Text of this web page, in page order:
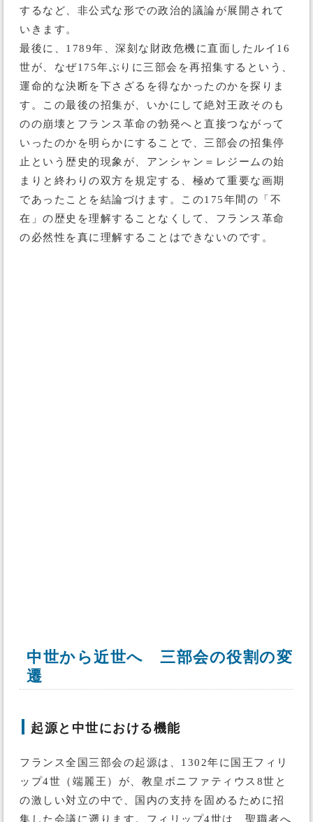
するなど、非公式な形での政治的議論が展開されて
いきます。
最後に、1789年、深刻な財政危機に直面したルイ16
世が、なぜ175年ぶりに三部会を再招集するという、
運命的な決断を下さざるを得なかったのかを探りま
す。この最後の招集が、いかにして絶対王政そのも
のの崩壊とフランス革命の勃発へと直接つながって
いったのかを明らかにすることで、三部会の招集停
止という歴史的現象が、アンシャン＝レジームの始
まりと終わりの双方を規定する、極めて重要な画期
であったことを結論づけます。この175年間の「不
在」の歴史を理解することなくして、フランス革命
の必然性を真に理解することはできないのです。
中世から近世へ 三部会の役割の変
遷
起源と中世における機能
フランス全国三部会の起源は、1302年に国王フィリ
ップ4世（端麗王）が、教皇ボニファティウス8世と
の激しい対立の中で、国内の支持を固めるために招
集した会議に遡ります。フィリップ4世は、聖職者へ